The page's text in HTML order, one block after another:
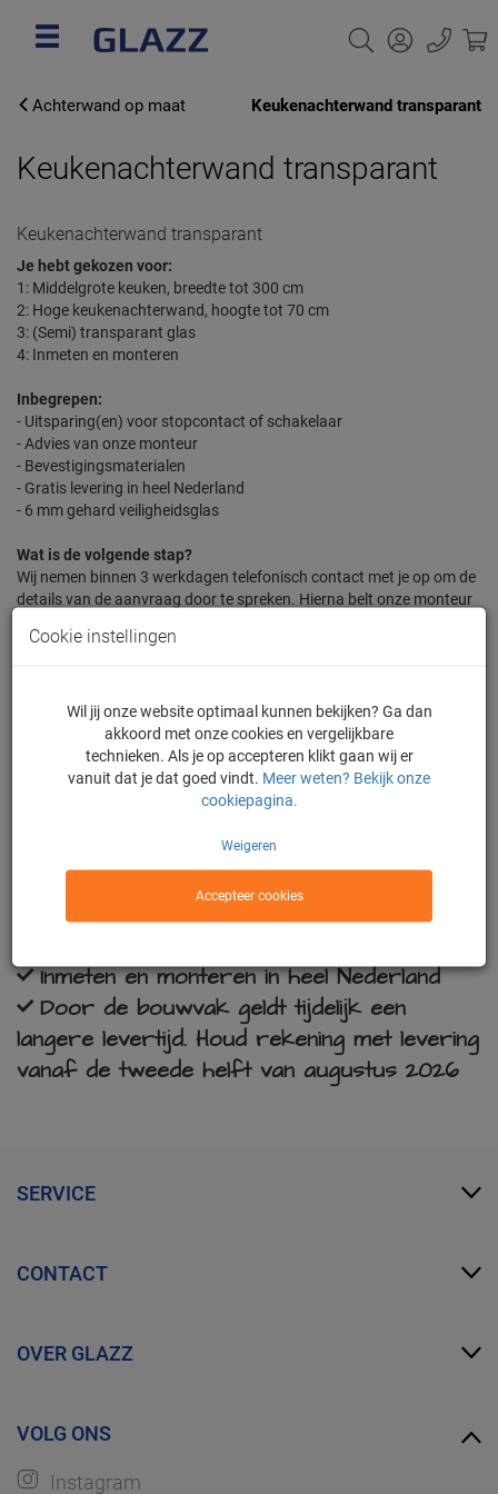
Achterwand op maat Keukenachterwand transparant
Keukenachterwand transparant
Keukenachterwand transparant
Je hebt gekozen voor:
1: Middelgrote keuken, breedte tot 300 cm
2: Hoge keukenachterwand, hoogte tot 70 cm
3: (Semi) transparant glas
4: Inmeten en monteren
Inbegrepen:
- Uitsparing(en) voor stopcontact of schakelaar
- Advies van onze monteur
- Bevestigingsmaterialen
- Gratis levering in heel Nederland
- 6 mm gehard veiligheidsglas
Wat is de volgende stap?
Wij nemen binnen 3 werkdagen telefonisch contact met je op om de
details van de aanvraag door te spreken. Hierna belt onze monteur
belangrijk dat de keuken volledig is afgemonteerd voordat onze
Vaste prijs, pasgarantie, geen verrassingen!
1068,-
In winkelwagen
De enige webshop met eigen fabriek in
Inmeten en monteren in heel Nederland
Door de bouwvak geldt tijdelijk een
langere levertijd. Houd rekening met levering
vanaf de tweede helft van augustus 2026
SERVICE
Zakelijk account
Proefmonsters bestellen
CONTACT
WhatsApp
OVER GLAZZ
Ontdek GLAZZ
VOLG ONS
Instagram
Cookie instellingen
Wil jij onze website optimaal kunnen bekijken? Ga dan
akkoord met onze cookies en vergelijkbare
technieken. Als je op accepteren klikt gaan wij er
vanuit dat je dat goed vindt. Meer weten? Bekijk onze
cookiepagina.
Weigeren
Accepteer cookies